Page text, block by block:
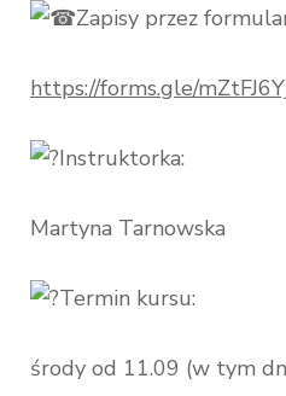
Zapisy przez
https://forms.gle/
Instruktorka:
Martyna Tarnowska
Termin kursu:
środy od 11.09 (w tym